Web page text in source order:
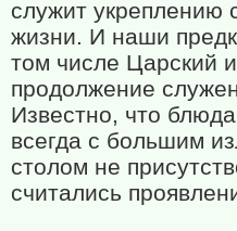
служит укреплению
жизни. И наши
том числе Царский
продолжение
Известно, что
всегда с большим
столом не
считались